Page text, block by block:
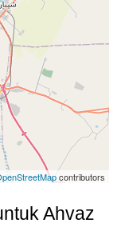
contributors
Ahvaz